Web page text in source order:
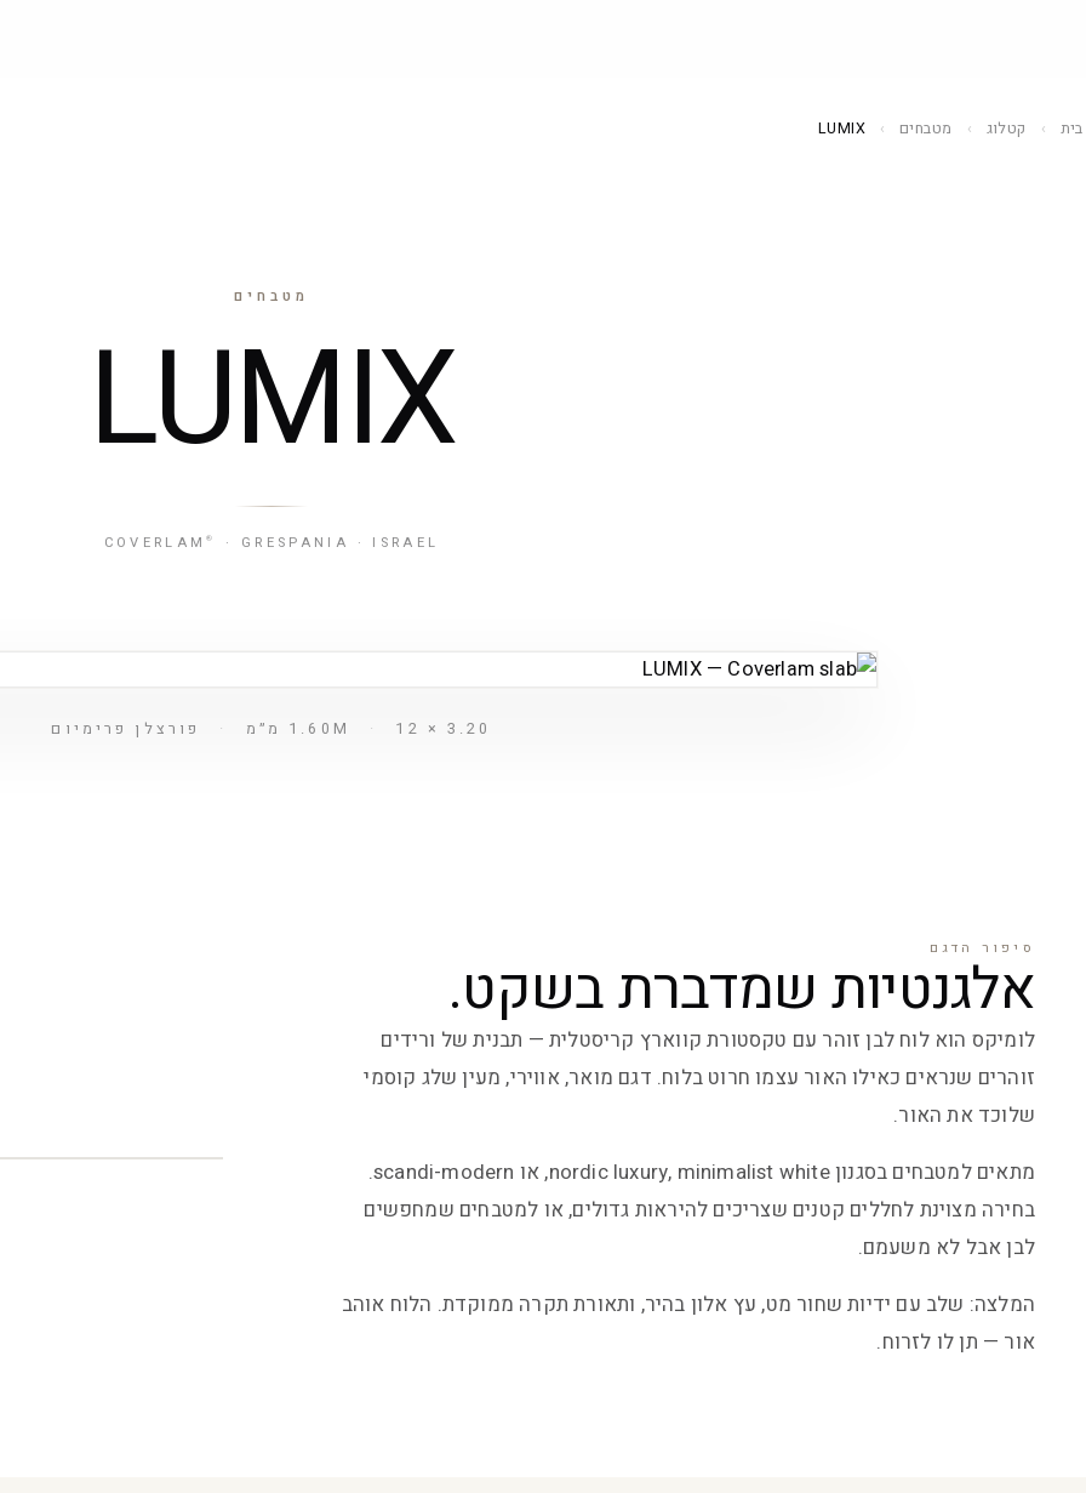
בית › קטלוג › מטבחים ›
LUMIX
מטבחים
LUMIX
COVERLAM® · GRESPANIA · ISRAEL
3.20 × 1.60M
· 12 מ״מ · פורצלן פרימיום
סיפור הדגם
אלגנטיות שמדברת בשקט.
לומיקס הוא לוח לבן זוהר עם טקסטורת קווארץ קריסטלית — תבנית של ורידים
זוהרים שנראים כאילו האור עצמו חרוט בלוח. דגם מואר, אווירי, מעין שלג קוסמי
שלוכד את האור.
מתאים למטבחים בסגנון nordic luxury, minimalist white, או scandi-modern.
בחירה מצוינת לחללים קטנים שצריכים להיראות גדולים, או למטבחים שמחפשים
לבן אבל לא משעמם.
המלצה: שלב עם ידיות שחור מט, עץ אלון בהיר, ותאורת תקרה ממוקדת. הלוח אוהב
אור — תן לו לזרוח.